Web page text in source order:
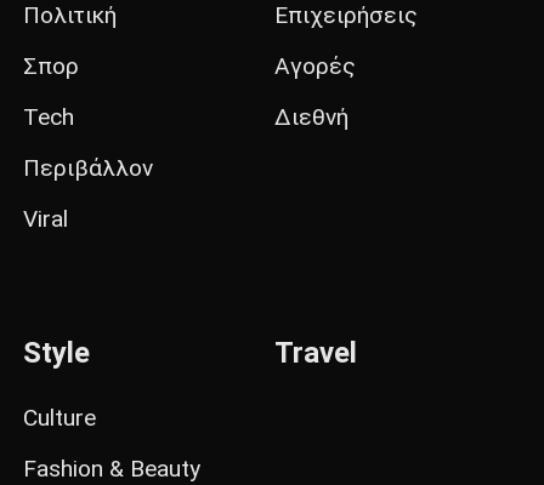
Πολιτική
Σπορ
Tech
Περιβάλλον
Viral
Επιχειρήσεις
Αγορές
Διεθνή
Style
Culture
Fashion & Beauty
Travel